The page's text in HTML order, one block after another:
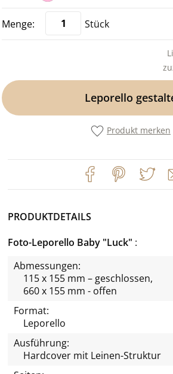
Stück
Leporello
Produkt merken
PRODUKTDETAILS
Foto-Leporello Baby "Luck"
Abmessungen:
115 x 155 mm – geschlossen,
660 x 155 mm - offen
Format:
Leporello
Ausführung:
Hardcover mit Leinen-Struktur